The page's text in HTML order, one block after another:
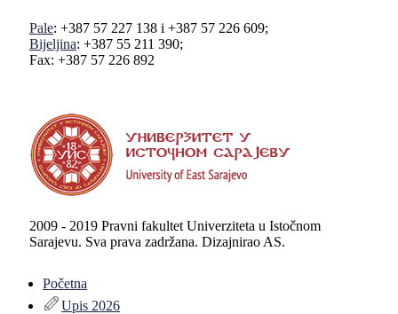
Pale: +387 57 227 138 i +387 57 226 609;
Bijeljina: +387 55 211 390;
Fax: +387 57 226 892
2009 - 2019 Pravni fakultet Univerziteta u Istočnom
Sarajevu. Sva prava zadržana. Dizajnirao AS.
Početna
Upis 2026